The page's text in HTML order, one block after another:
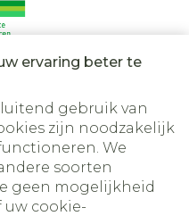
ervaring beter te
gebruik van
zijn noodzakelijk
We
soorten
geen mogelijkheid
uw cookie-